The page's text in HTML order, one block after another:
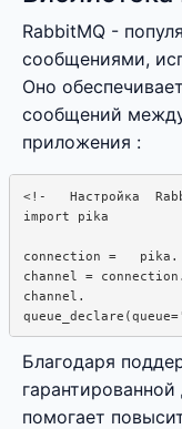
RabbitMQ -
сообщениями,
Оно
сообщений
приложения :
<!-   Настройка
import pika
connection =   pika.
channel =
channel.
Благодаря
помогает